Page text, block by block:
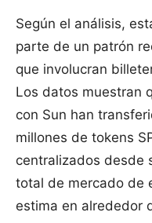
Según el análisis,
parte de un patrón
que involucran
Los datos muestran
con Sun han
millones de tokens
centralizados desde
total de mercado de
estima en alrededor